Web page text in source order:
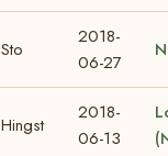
Sto
2018-
06-27
Hingst
2018-
06-13